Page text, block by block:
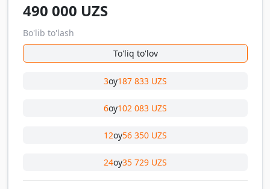
490 000 UZS
Bo'lib to'lash
To'liq to'lov
3oy187 833 UZS
6oy102 083 UZS
12oy56 350 UZS
24oy35 729 UZS